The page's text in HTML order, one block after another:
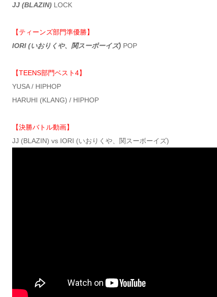
JJ (BLAZIN)LOCK
【ティーンズ部門準優勝】
IORI (いおりくや、関スーボーイズ)POP
【TEENS部門ベスト4】
YUSA / HIPHOP
HARUHI (KLANG) / HIPHOP
【決勝バトル動画】
JJ (BLAZIN) vs IORI (いおりくや、関スーボーイズ)